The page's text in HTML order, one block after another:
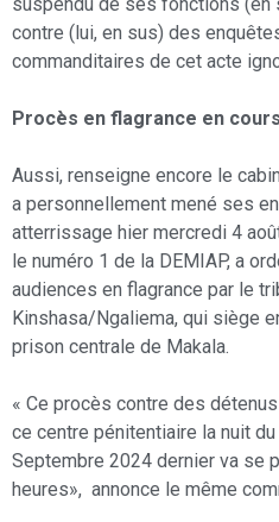
contre (lui, en sus) des
commanditaires de cet acte
Procès en flagrance en cours
Aussi, renseigne encore le
a personnellement mené ses
atterrissage hier mercredi 4
le numéro 1 de la DEMIAP, a
audiences en flagrance par le
Kinshasa/Ngaliema, qui siège
prison centrale de Makala.
« Ce procès contre des
ce centre pénitentiaire la nuit
Septembre 2024 dernier va se
heures», annonce le même